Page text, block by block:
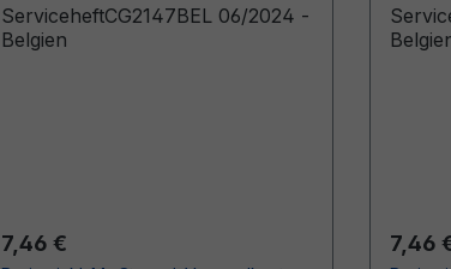
ServiceheftCG2147BEL 06/2024 -
Belgien
Regulärer Preis:
7,46 € 7,46